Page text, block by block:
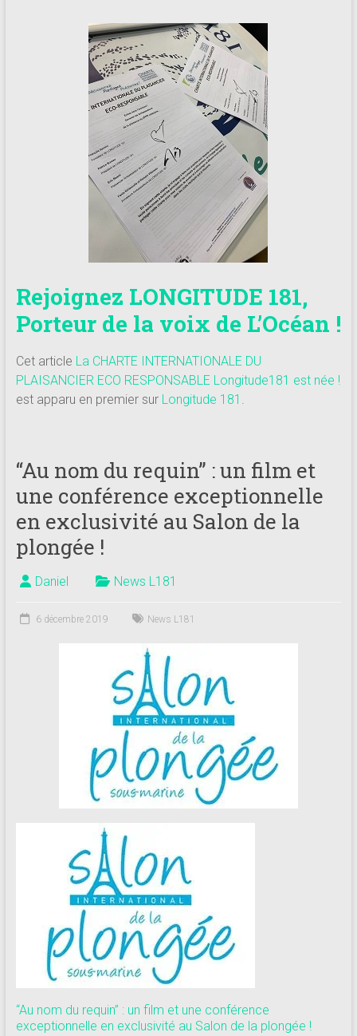
Rejoignez LONGITUDE 181,
Porteur de la voix de L’Océan !
Cet article La CHARTE INTERNATIONALE DU
PLAISANCIER ECO RESPONSABLE Longitude181 est née !
est apparu en premier sur Longitude 181 .
“Au nom du requin” : un film et
une conférence exceptionnelle
en exclusivité au Salon de la
plongée !
Daniel News L181
6 décembre 2019 News L181
“Au nom du requin” : un film et une conférence
exceptionnelle en exclusivité au Salon de la plongée !